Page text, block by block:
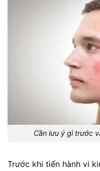
Cần lưu ý gì trước
Trước khi tiến hành vi